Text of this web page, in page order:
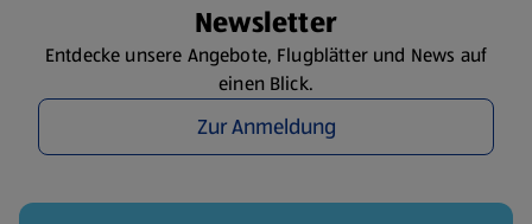
Newsletter
Entdecke unsere Angebote, Flugblätter und News auf
einen Blick.
Zur Anmeldung